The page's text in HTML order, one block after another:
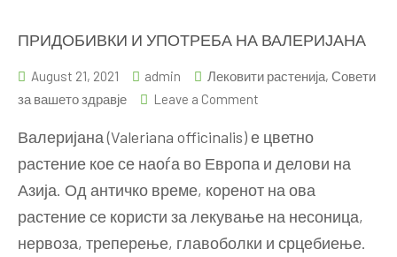
ПРИДОБИВКИ И УПОТРЕБА НА ВАЛЕРИЈАНА
August 21, 2021 admin Лековити растенија, Совети
за вашето здравје
Leave a Comment
И
УПОТРЕБА
НА
ВАЛЕРИЈАНА
Валеријана (Valeriana officinalis) е цветно
растение кое се наоѓа во Европа и делови на
Азија. Од античко време, коренот на ова
растение се користи за лекување на несоница,
нервоза, треперење, главоболки и срцебиење.